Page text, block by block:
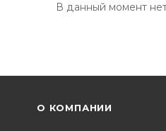
В данный момент
О КОМПАНИИ